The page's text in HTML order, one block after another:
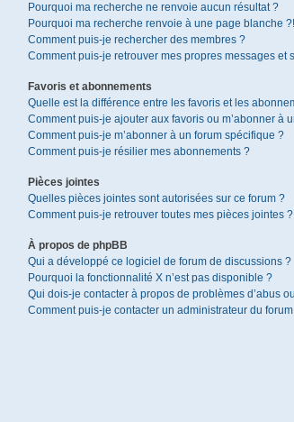
Pourquoi ma recherche ne renvoie aucun résultat ?
Pourquoi ma recherche renvoie à une page blanche ?!
Comment puis-je rechercher des membres ?
Comment puis-je retrouver mes propres messages et
Favoris et abonnements
Quelle est la différence entre les favoris et les
Comment puis-je ajouter aux favoris ou m’abonner à
Comment puis-je m’abonner à un forum spécifique ?
Comment puis-je résilier mes abonnements ?
Pièces jointes
Quelles pièces jointes sont autorisées sur ce forum ?
Comment puis-je retrouver toutes mes pièces jointes ?
À propos de phpBB
Qui a développé ce logiciel de forum de discussions ?
Pourquoi la fonctionnalité X n’est pas disponible ?
Qui dois-je contacter à propos de problèmes d’abus
Comment puis-je contacter un administrateur du